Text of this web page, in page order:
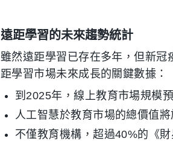
遠距學習的未來趨勢統計
雖然遠距學習已存在多年，但新
距學習市場未來成長的關鍵數據：
到2025年，線上教育市場規模
人工智慧於教育市場的總價值
不僅教育機構，超過40%的《